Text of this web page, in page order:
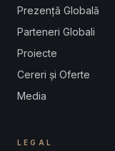
Prezență Globală
Parteneri Globali
Proiecte
Cereri și Oferte
Media
LEGAL